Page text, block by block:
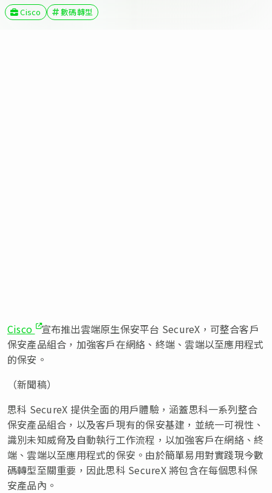
Cisco 數碼轉型
Cisco
宣布推出雲端原生保安平台 SecureX，可整合客戶
保安產品組合，加強客戶在網絡、終端、雲端以至應用程式
的保安。
（新聞稿）
思科 SecureX 提供全面的用戶體驗，涵蓋思科一系列整合
保安產品組合，以及客戶現有的保安基建，並統一可視性、
識別未知威脅及自動執行工作流程，以加強客戶在網絡、終
端、雲端以至應用程式的保安。由於簡單易用對實踐現今數
碼轉型至關重要，因此思科 SecureX 將包含在每個思科保
安產品內。